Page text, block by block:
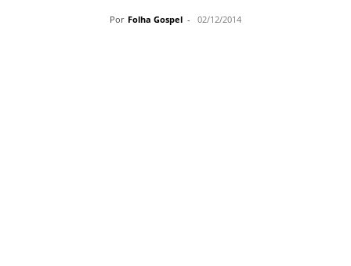
Por Folha Gospel - 02/12/2014